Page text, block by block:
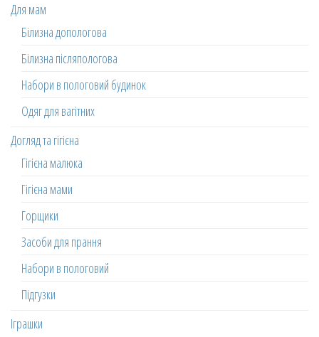
Для мам
Білизна допологова
Білизна післяпологова
Набори в пологовий будинок
Одяг для вагітних
Догляд та гігієна
Гігієна малюка
Гігієна мами
Горщики
Засоби для прання
Набори в пологовий
Підгузки
Іграшки